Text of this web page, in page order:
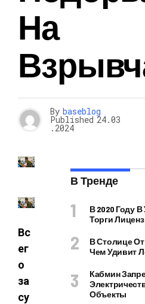
На
By baseblog
Published 24.03
.2024
Вс
ег
о
за
су
В Тренде
В 2020 Году
Торги
В Столице
Чем Удивит
Кабмин
Объекты